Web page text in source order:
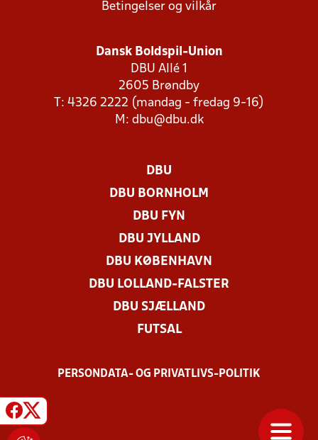
Betingelser og vilkår
Dansk Boldspil-Union
DBU Allé 1
2605 Brøndby
T: 4326 2222 (mandag - fredag 9-16)
M: dbu@dbu.dk
DBU
DBU BORNHOLM
DBU FYN
DBU JYLLAND
DBU KØBENHAVN
DBU LOLLAND-FALSTER
DBU SJÆLLAND
FUTSAL
PERSONDATA- OG PRIVATLIVS-POLITIK